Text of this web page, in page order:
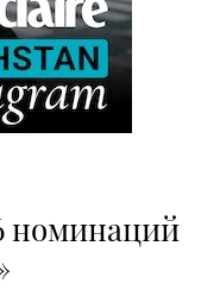
номинаций